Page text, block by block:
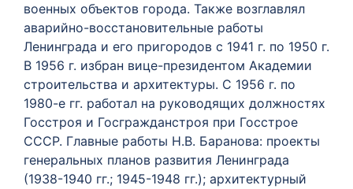
военных объектов города. Также возглавлял
аварийно-восстановительные работы
Ленинграда и его пригородов с 1941 г. по 1950 г.
В 1956 г. избран вице-президентом Академии
строительства и архитектуры. С 1956 г. по
1980-е гг. работал на руководящих должностях
Госстроя и Госгражданстроя при Госстрое
СССР. Главные работы Н.В. Баранова: проекты
генеральных планов развития Ленинграда
(1938-1940 гг.; 1945-1948 гг.); архитектурный